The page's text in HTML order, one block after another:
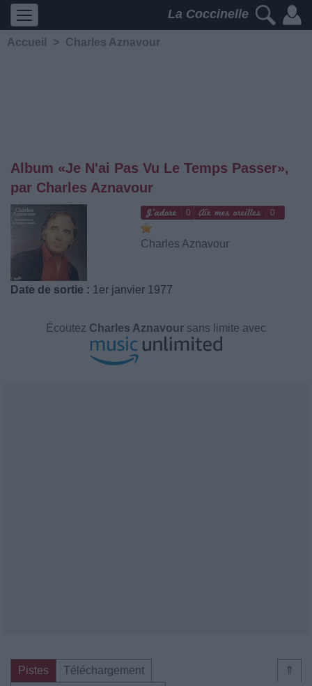
La Coccinelle
Accueil > Charles Aznavour
Album «Je N'ai Pas Vu Le Temps Passer»,
par Charles Aznavour
0 0
Charles Aznavour
Date de sortie : 1er janvier 1977
Écoutez Charles Aznavour sans limite avec
⇑
Pistes
Téléchargement